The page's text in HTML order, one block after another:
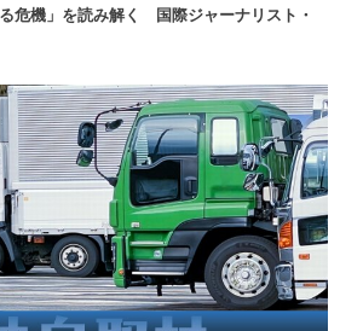
危機」を読み解く 国際ジャーナリスト・